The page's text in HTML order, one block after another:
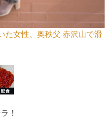
た女性、奥秩父 赤沢山で滑
！